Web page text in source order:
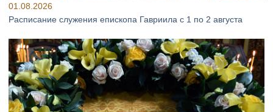
01.08.2026
Расписание служения епископа Гавриила с 1 по 2 августа